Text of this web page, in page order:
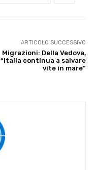
ARTICOLO SUCCESSIVO
Migrazioni: Della Vedova,
“Italia continua a salvare
vite in mare”